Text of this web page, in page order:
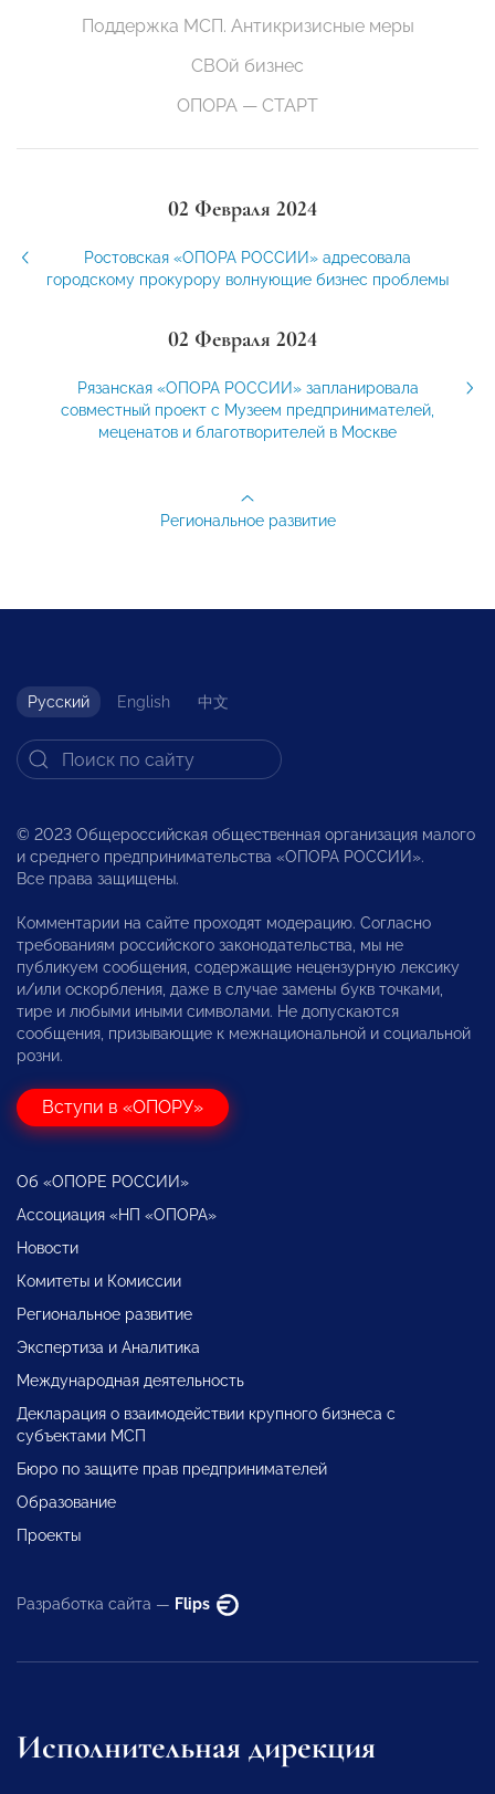
Поддержка МСП. Антикризисные меры
СВОй бизнес
ОПОРА — СТАРТ
02 Февраля 2024
Ростовская «ОПОРА РОССИИ» адресовала
городскому прокурору волнующие бизнес проблемы
02 Февраля 2024
Рязанская «ОПОРА РОССИИ» запланировала
совместный проект с Музеем предпринимателей,
меценатов и благотворителей в Москве
Региональное развитие
Русский English 中文
© 2023 Общероссийская общественная организация малого
и среднего предпринимательства «ОПОРА РОССИИ».
Все права защищены.
Комментарии на сайте проходят модерацию. Согласно
требованиям российского законодательства, мы не
публикуем сообщения, содержащие нецензурную лексику
и/или оскорбления, даже в случае замены букв точками,
тире и любыми иными символами. Не допускаются
сообщения, призывающие к межнациональной и социальной
розни.
Вступи в «ОПОРУ»
Об «ОПОРЕ РОССИИ»
Ассоциация «НП «ОПОРА»
Новости
Комитеты и Комиссии
Региональное развитие
Экспертиза и Аналитика
Международная деятельность
Декларация о взаимодействии крупного бизнеса с
субъектами МСП
Бюро по защите прав предпринимателей
Образование
Проекты
Разработка сайта — Flips
Исполнительная дирекция